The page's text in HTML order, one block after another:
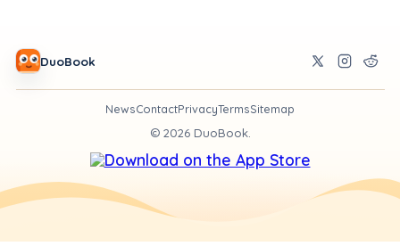
DuoBook
NewsContactPrivacyTermsSitemap
© 2026DuoBook.